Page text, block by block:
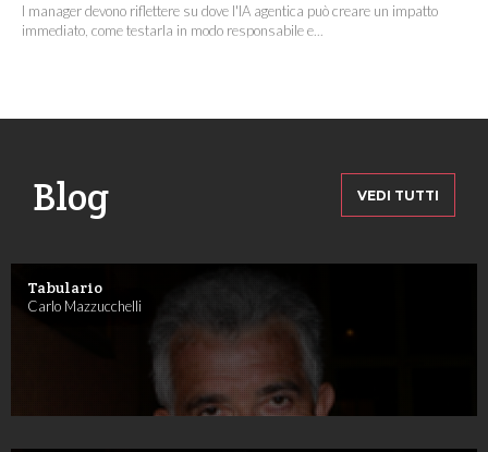
I manager devono riflettere su dove l'IA agentica può creare un impatto
immediato, come testarla in modo responsabile e...
Blog VEDI TUTTI
Tabulario
Carlo Mazzucchelli